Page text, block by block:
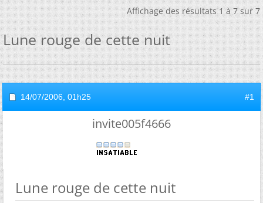
Affichage des résultats 1 à 7 sur 7
Lune rouge de cette nuit
14/07/2006, 01h25 #1
invite005f4666
Lune rouge de cette nuit